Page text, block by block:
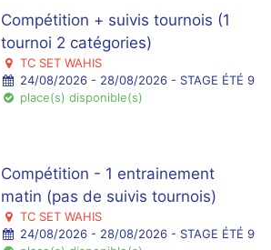
Compétition + suivis tournois (1
tournoi 2 catégories)
TC SET WAHIS
24/08/2026 - 28/08/2026 - STAGE ÉTÉ 9
place(s) disponible(s)
Compétition - 1 entrainement
matin (pas de suivis tournois)
TC SET WAHIS
24/08/2026 - 28/08/2026 - STAGE ÉTÉ 9